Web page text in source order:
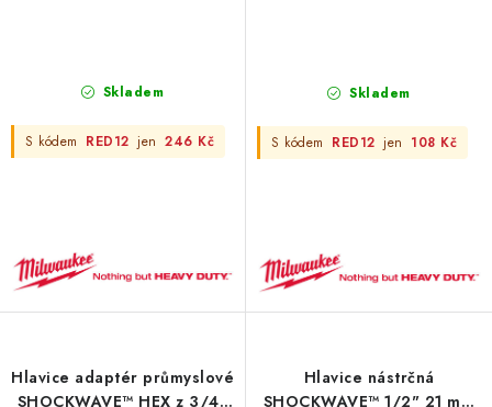
Skladem
S kódem RED12 jen 246 Kč
Skladem
S kódem RED12 jen 108 Kč
Hlavice adaptér průmyslové
SHOCKWAVE™ HEX z 3/4"
Hlavice nástrčná
SHOCKWAVE™ 1/2" 21 mm